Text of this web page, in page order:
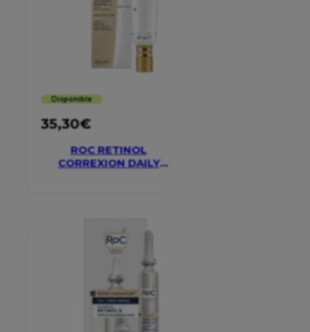
Disponible
35,30€
ROC RETINOL
CORREXION DAILY